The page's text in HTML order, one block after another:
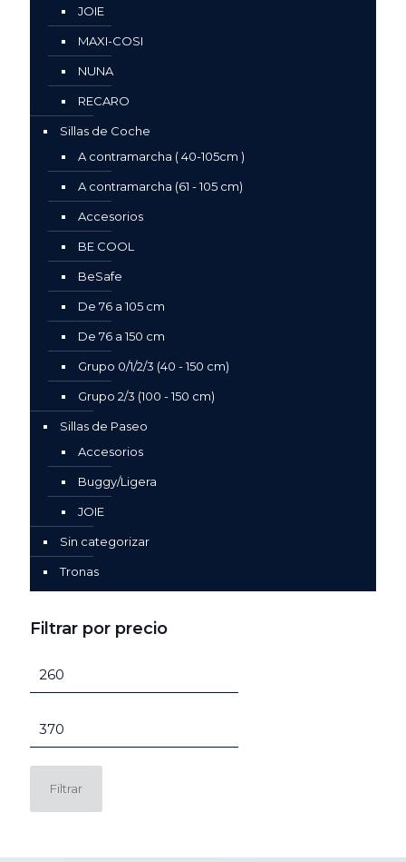
JOIE
MAXI-COSI
NUNA
RECARO
Sillas de Coche
A contramarcha ( 40-105cm )
A contramarcha (61 - 105 cm)
Accesorios
BE COOL
BeSafe
De 76 a 105 cm
De 76 a 150 cm
Grupo 0/1/2/3 (40 - 150 cm)
Grupo 2/3 (100 - 150 cm)
Sillas de Paseo
Accesorios
Buggy/Ligera
JOIE
Sin categorizar
Tronas
Filtrar por precio
mínimo
máximo
Filtrar